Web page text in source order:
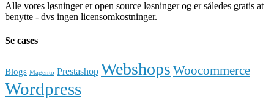
Alle vores løsninger er open source løsninger og er således gratis at
benytte - dvs ingen licensomkostninger.
Se cases
Blogs Magento Prestashop Webshops Woocommerce
Wordpress